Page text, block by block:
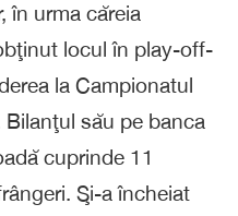
în urma căreia
locul în play-off-
la Campionatul
său pe banca
cuprinde 11
Şi-a încheiat